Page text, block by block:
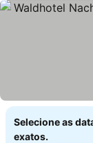
Selecione as
exatos.